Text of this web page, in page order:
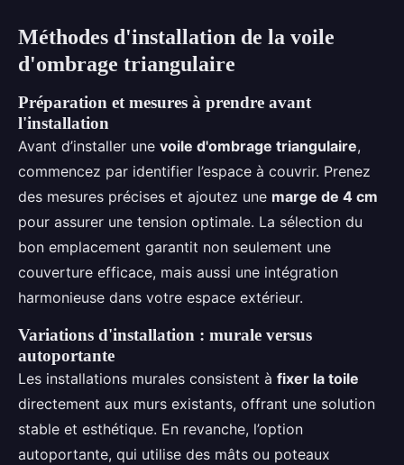
Méthodes d'installation de la voile
d'ombrage triangulaire
Préparation et mesures à prendre avant
l'installation
Avant d’installer une voile d'ombrage triangulaire,
commencez par identifier l’espace à couvrir. Prenez
des mesures précises et ajoutez une marge de 4 cm
pour assurer une tension optimale. La sélection du
bon emplacement garantit non seulement une
couverture efficace, mais aussi une intégration
harmonieuse dans votre espace extérieur.
Variations d'installation : murale versus
autoportante
Les installations murales consistent à fixer la toile
directement aux murs existants, offrant une solution
stable et esthétique. En revanche, l’option
autoportante, qui utilise des mâts ou poteaux